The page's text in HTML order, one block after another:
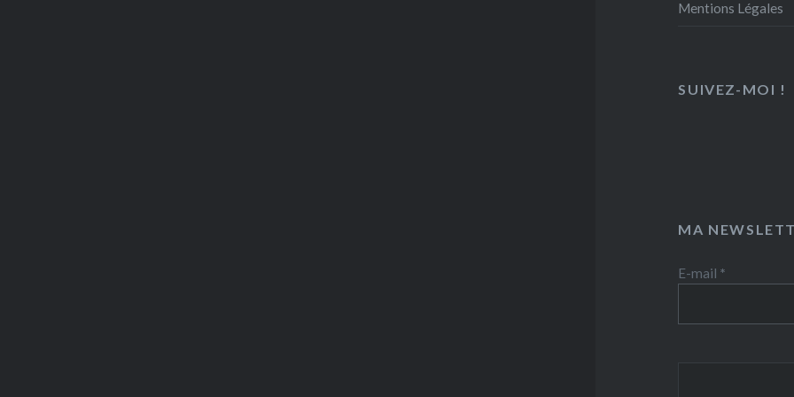
Mentions Légales
SUIVEZ-MOI !
MA
E-mail *